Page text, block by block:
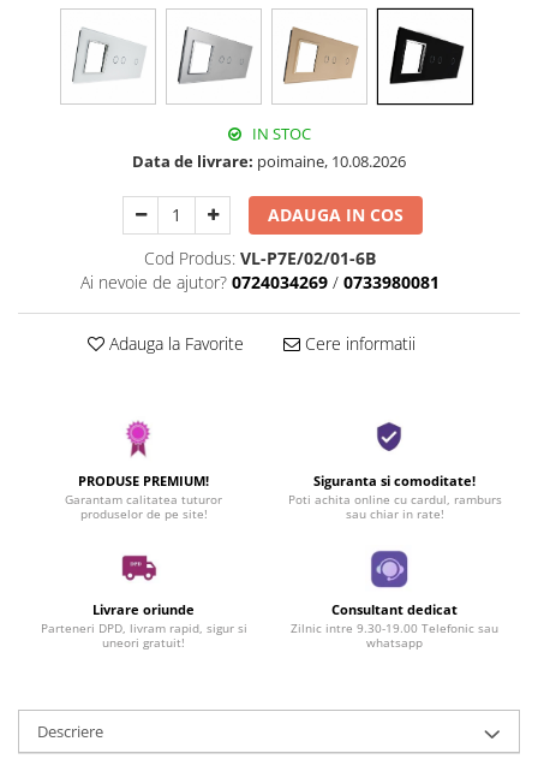
IN STOC
Data de livrare: poimaine, 10.08.2026
ADAUGA IN COS
Cod Produs: VL-P7E/02/01-6B
Ai nevoie de ajutor? 0724034269 / 0733980081
Adauga la Favorite Cere informatii
PRODUSE PREMIUM!
Garantam calitatea tuturor
produselor de pe site!
Siguranta si comoditate!
Poti achita online cu cardul, ramburs
sau chiar in rate!
Livrare oriunde
Parteneri DPD, livram rapid, sigur si
uneori gratuit!
Consultant dedicat
Zilnic intre 9.30-19.00 Telefonic sau
whatsapp
Descriere